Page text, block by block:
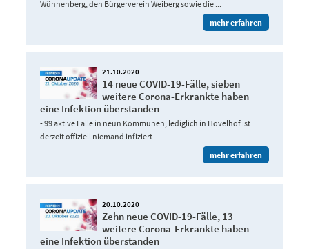
Wünnenberg, den Bürgerverein Weiberg sowie die ...
mehr erfahren
21.10.2020
14 neue COVID-19-Fälle, sieben
weitere Corona-Erkrankte haben
eine Infektion überstanden
- 99 aktive Fälle in neun Kommunen, lediglich in Hövelhof ist
derzeit offiziell niemand infiziert
mehr erfahren
20.10.2020
Zehn neue COVID-19-Fälle, 13
weitere Corona-Erkrankte haben
eine Infektion überstanden